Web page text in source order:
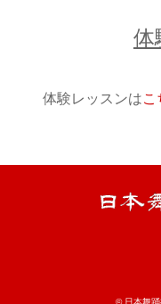
体
体験レッスンはこ
© 日本舞